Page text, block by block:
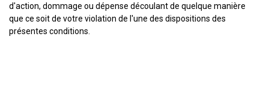
d'action, dommage ou dépense découlant de quelque manière
que ce soit de votre violation de l'une des dispositions des
présentes conditions.